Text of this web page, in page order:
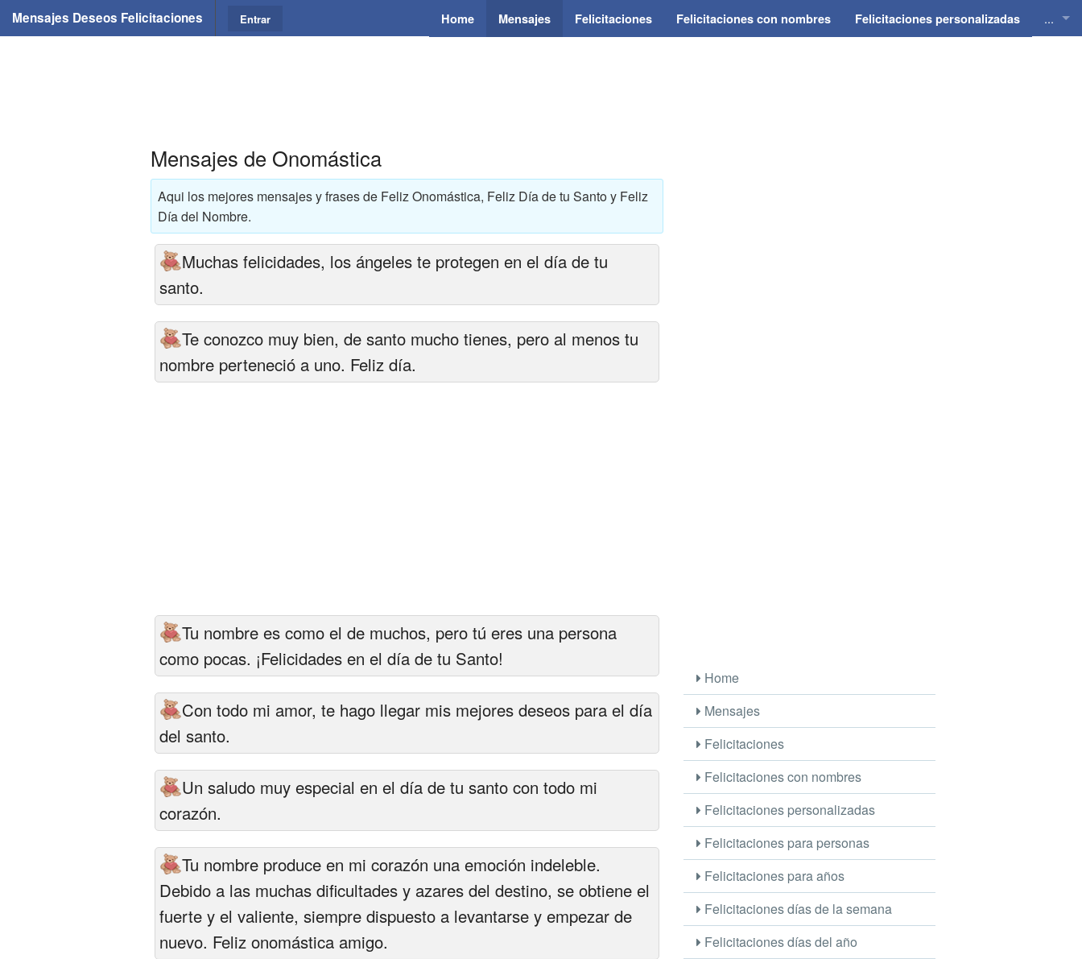
Mensajes Deseos Felicitaciones Home Mensajes Felicitaciones Felicitaciones con nombres Felicitaciones personalizadas ...
Entrar
Mensajes de Onomástica
Aqui los mejores mensajes y frases de Feliz Onomástica, Feliz Día de tu Santo y Feliz
Día del Nombre.
Muchas felicidades, los ángeles te protegen en el día de tu
santo.
Te conozco muy bien, de santo mucho tienes, pero al menos tu
nombre perteneció a uno. Feliz día.
Tu nombre es como el de muchos, pero tú eres una persona
como pocas. ¡Felicidades en el día de tu Santo!
Con todo mi amor, te hago llegar mis mejores deseos para el día
del santo.
Un saludo muy especial en el día de tu santo con todo mi
corazón.
Tu nombre produce en mi corazón una emoción indeleble.
Debido a las muchas dificultades y azares del destino, se obtiene el
fuerte y el valiente, siempre dispuesto a levantarse y empezar de
nuevo. Feliz onomástica amigo.
Home
Mensajes
Felicitaciones
Felicitaciones con nombres
Felicitaciones personalizadas
Felicitaciones para personas
Felicitaciones para años
Felicitaciones días de la semana
Felicitaciones días del año